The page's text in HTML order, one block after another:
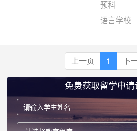
预科
语言学校
上一页 1 下
免费获取留学申